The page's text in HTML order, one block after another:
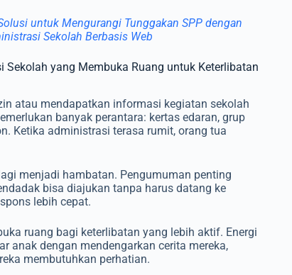
untuk Mengurangi Tunggakan SPP dengan
Sekolah Berbasis Web
Sekolah yang Membuka Ruang untuk Keterlibatan
atau mendapatkan informasi kegiatan sekolah
banyak perantara: kertas edaran, grup
Ketika administrasi terasa rumit, orang tua
menjadi hambatan. Pengumuman penting
bisa diajukan tanpa harus datang ke
lebih cepat.
ruang bagi keterlibatan yang lebih aktif. Energi
anak dengan mendengarkan cerita mereka,
membutuhkan perhatian.